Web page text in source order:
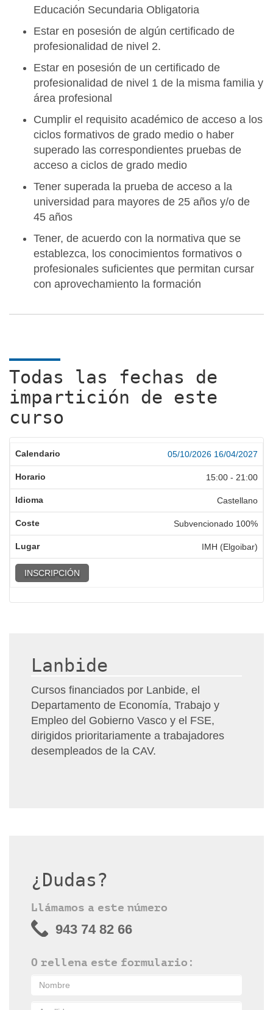
Educación Secundaria Obligatoria
Estar en posesión de algún certificado de
profesionalidad de nivel 2.
Estar en posesión de un certificado de
profesionalidad de nivel 1 de la misma familia y
área profesional
Cumplir el requisito académico de acceso a los
ciclos formativos de grado medio o haber
superado las correspondientes pruebas de
acceso a ciclos de grado medio
Tener superada la prueba de acceso a la
universidad para mayores de 25 años y/o de
45 años
Tener, de acuerdo con la normativa que se
establezca, los conocimientos formativos o
profesionales suficientes que permitan cursar
con aprovechamiento la formación
Todas las fechas de
impartición de este
curso
05/10/2026 16/04/2027
15:00 - 21:00
Castellano
Subvencionado 100%
IMH (Elgoibar)
INSCRIPCIÓN
Lanbide
Cursos financiados por Lanbide, el
Departamento de Economía, Trabajo y
Empleo del Gobierno Vasco y el FSE,
dirigidos prioritariamente a trabajadores
desempleados de la CAV.
¿Dudas?
Llámamos a este número
943 74 82 66
O rellena este formulario: